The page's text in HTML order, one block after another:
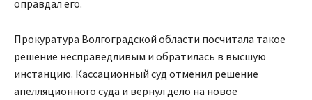
оправдал его.
Прокуратура Волгоградской области посчитала такое
решение несправедливым и обратилась в высшую
инстанцию. Кассационный суд отменил решение
апелляционного суда и вернул дело на новое